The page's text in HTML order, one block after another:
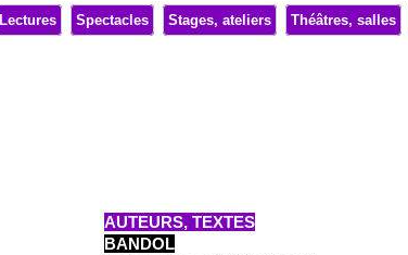
Lectures Spectacles Stages, ateliers Théâtres, salles
AUTEURS, TEXTES
BANDOL